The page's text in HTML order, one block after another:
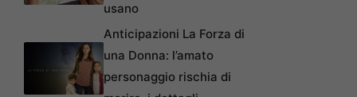
usano
Anticipazioni La Forza di
una Donna: l’amato
personaggio rischia di